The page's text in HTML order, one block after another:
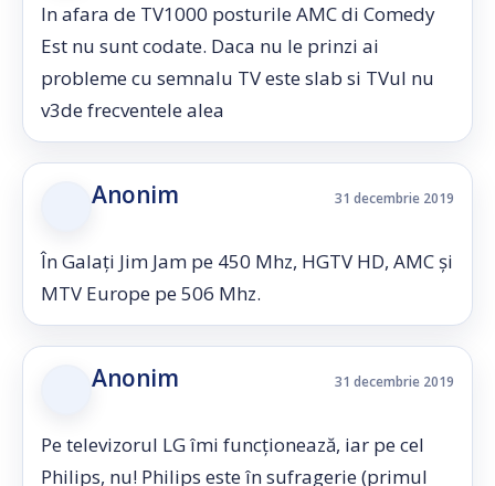
In afara de TV1000 posturile AMC di Comedy
Est nu sunt codate. Daca nu le prinzi ai
probleme cu semnalu TV este slab si TVul nu
v3de frecventele alea
Anonim 31 decembrie 2019
În Galați Jim Jam pe 450 Mhz, HGTV HD, AMC și
MTV Europe pe 506 Mhz.
Anonim 31 decembrie 2019
Pe televizorul LG îmi funcționează, iar pe cel
Philips, nu! Philips este în sufragerie (primul